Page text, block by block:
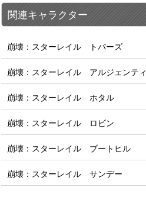
関連キャラクター
崩壊：スターレイル トパーズ
崩壊：スターレイル アルジェンティ
崩壊：スターレイル ホタル
崩壊：スターレイル ロビン
崩壊：スターレイル ブートヒル
崩壊：スターレイル サンデー